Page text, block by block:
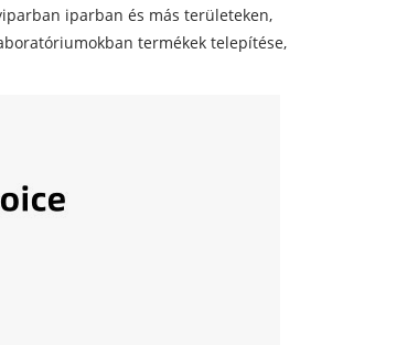
iparban és más területeken,
termékek telepítése,